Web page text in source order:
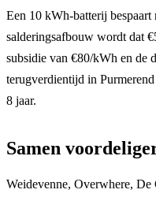
Een 10 kWh-batterij
salderingsafbouw wordt dat
subsidie van €80/kWh en de
terugverdientijd in
8 jaar.
Samen
Weidevenne, Overwhere,